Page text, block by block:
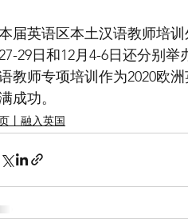
届英语区本土汉语教师培
29日和12月4-6日还分别
教师专项培训作为2020欧
成功。
丨融入英国